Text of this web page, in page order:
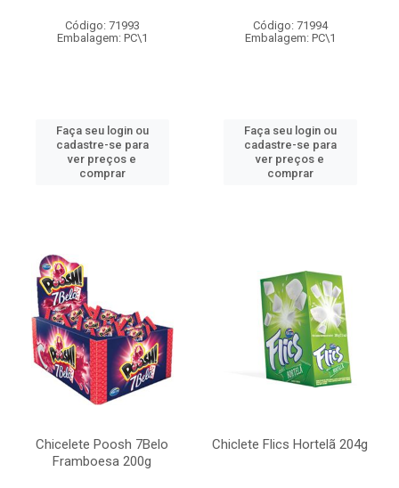
Código: 71993
Embalagem: PC\1
Faça seu login ou
cadastre-se para
ver preços e
comprar
Código: 71994
Embalagem: PC\1
Faça seu login ou
cadastre-se para
ver preços e
comprar
Chicelete Poosh 7Belo
Framboesa 200g
Chiclete Flics Hortelã 204g